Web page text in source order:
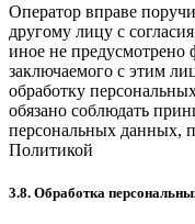
Оператор вправе
другому лицу с
иное не предусмотрено
заключаемого с этим
обработку
обязано соблюдать
персональных данных,
Политикой
3.8. Обработка